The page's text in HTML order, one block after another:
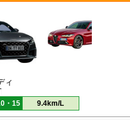
ィ
・15 9.4km/L